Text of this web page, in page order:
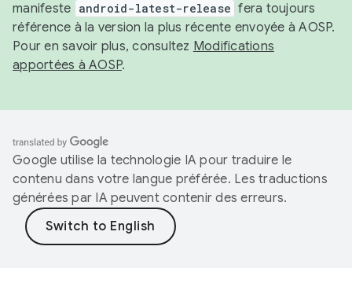
manifeste android-latest-release fera toujours
référence à la version la plus récente envoyée à AOSP.
Pour en savoir plus, consultez Modifications
apportées à AOSP.
Google utilise la technologie IA pour traduire le
contenu dans votre langue préférée. Les traductions
générées par IA peuvent contenir des erreurs.